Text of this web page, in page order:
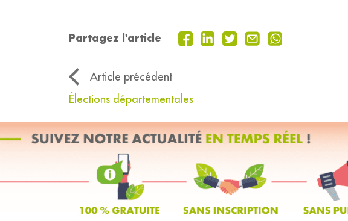
Partagez l'article
Article précédent
Élections départementales